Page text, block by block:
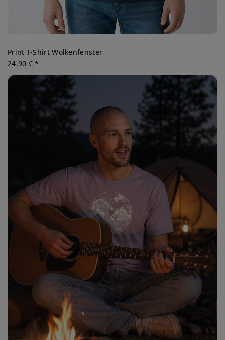
Print T-Shirt Wolkenfenster
24,90 € *